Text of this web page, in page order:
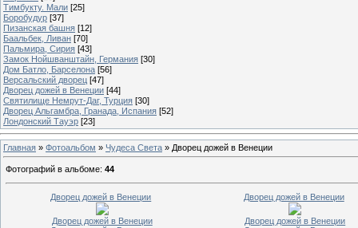
Тимбукту. Мали [25]
Боробудур [37]
Пизанская башня [12]
Баальбек, Ливан [70]
Пальмира, Сирия [43]
Замок Нойшванштайн, Германия [30]
Дом Батло, Барселона [56]
Версальский дворец [47]
Дворец дожей в Венеции [44]
Святилище Немрут-Даг, Турция [30]
Дворец Альгамбра, Гранада, Испания [52]
Лондонский Тауэр [23]
Главная » Фотоальбом » Чудеса Света » Дворец дожей в Венеции
Фотографий в альбоме: 44
Дворец дожей в Венеции
Дворец дожей в Венеции
Дворец дожей в Венеции
Дворец дожей в Венеции